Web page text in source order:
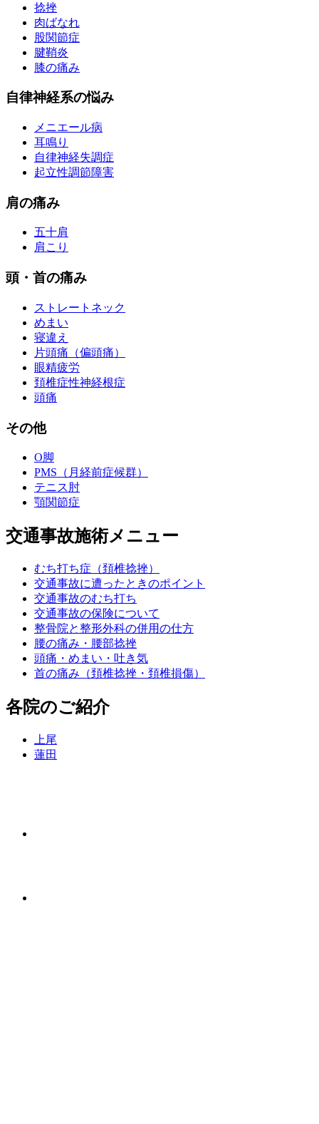
捻挫
肉ばなれ
股関節症
腱鞘炎
膝の痛み
自律神経系の悩み
メニエール病
耳鳴り
自律神経失調症
起立性調節障害
肩の痛み
五十肩
肩こり
頭・首の痛み
ストレートネック
めまい
寝違え
片頭痛（偏頭痛）
眼精疲労
頚椎症性神経根症
頭痛
その他
O脚
PMS（月経前症候群）
テニス肘
顎関節症
交通事故施術メニュー
むち打ち症（頚椎捻挫）
交通事故に遭ったときのポイント
交通事故のむち打ち
交通事故の保険について
整骨院と整形外科の併用の仕方
腰の痛み・腰部捻挫
頭痛・めまい・吐き気
首の痛み（頚椎捻挫・頚椎損傷）
各院のご紹介
上尾
蓮田